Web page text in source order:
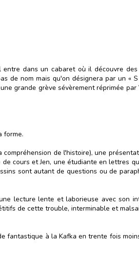
dans un cabaret où il découvre
de nom mais qu'on désignera par un «
grande grève sévèrement réprimée par
forme.
de l'histoire), une
cours et Jen, une étudiante en lettres
sont autant de questions ou de
lecture lente et laborieuse avec son
de cette trouble, interminable et
fantastique à la Kafka en trente fois